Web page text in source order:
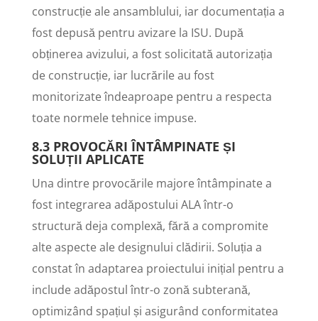
construcție ale ansamblului, iar documentația a
fost depusă pentru avizare la ISU. După
obținerea avizului, a fost solicitată autorizația
de construcție, iar lucrările au fost
monitorizate îndeaproape pentru a respecta
toate normele tehnice impuse.
8.3 PROVOCĂRI ÎNTÂMPINATE ȘI
SOLUȚII APLICATE
Una dintre provocările majore întâmpinate a
fost integrarea adăpostului ALA într-o
structură deja complexă, fără a compromite
alte aspecte ale designului clădirii. Soluția a
constat în adaptarea proiectului inițial pentru a
include adăpostul într-o zonă subterană,
optimizând spațiul și asigurând conformitatea